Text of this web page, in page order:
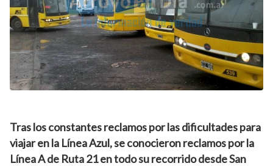
Tras los constantes reclamos por las dificultades para
viajar en la Línea Azul, se conocieron reclamos por la
Línea A de Ruta 21 en todo su recorrido desde San